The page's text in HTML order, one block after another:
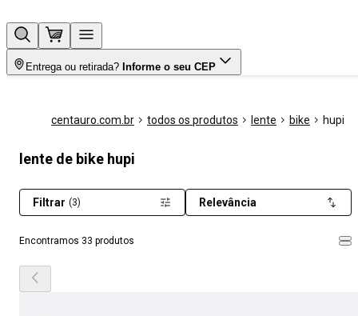
Entrega ou retirada? Informe o seu CEP
centauro.com.br todos os produtos lente bike hupi
lente de bike hupi
Encontramos 33 produtos
Filtrar (3) Relevância